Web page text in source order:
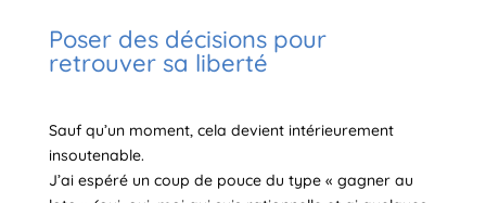
Poser des décisions pour
retrouver sa liberté
Sauf qu’un moment, cela devient intérieurement
insoutenable.
J’ai espéré un coup de pouce du type « gagner au